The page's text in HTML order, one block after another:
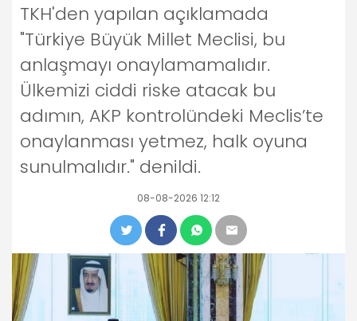
TKH'den yapılan açıklamada
"Türkiye Büyük Millet Meclisi, bu
anlaşmayı onaylamamalıdır.
Ülkemizi ciddi riske atacak bu
adımın, AKP kontrolündeki Meclis’te
onaylanması yetmez, halk oyuna
sunulmalıdır." denildi.
08-08-2026 12:12